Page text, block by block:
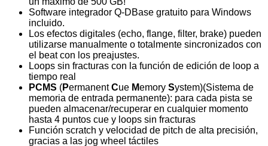
Software integrador Q-DBase gratuito para Windows
incluido.
Los efectos digitales (echo, flange, filter, brake) pueden
utilizarse manualmente o totalmente sincronizados con
el beat con los preajustes.
Loops sin fracturas con la función de edición de loop a
tiempo real
PCMS (PermanentCue Memory System)(Sistema de
memoria de entrada permanente): para cada pista se
pueden almacenar/recuperar en cualquier momento
hasta 4 puntos cue y loops sin fracturas
Función scratch y velocidad de pitch de alta precisión,
gracias a las jog wheel táctiles